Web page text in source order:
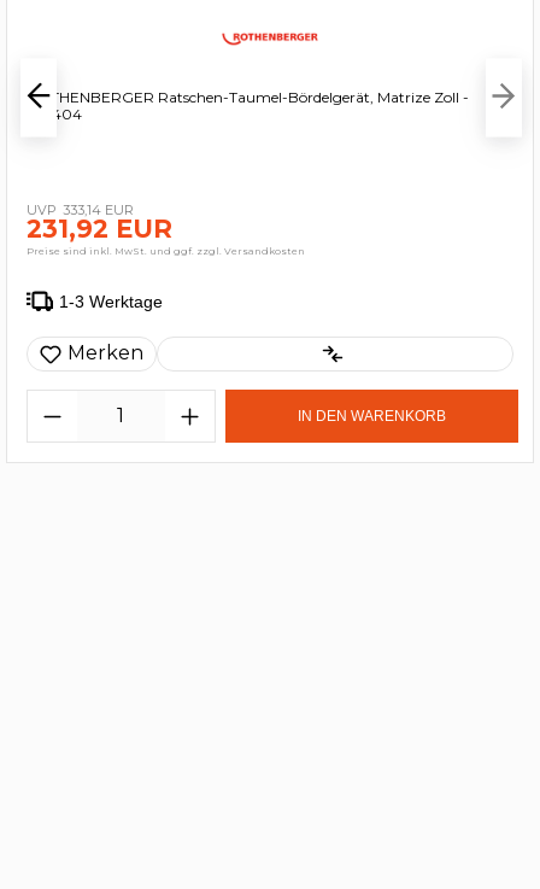
ROTHENBERGER Ratschen-Taumel-Bördelgerät, Matrize Zoll -
222404
333,14 EUR
231,92 EUR
Preise sind inkl. MwSt. und ggf. zzgl. Versandkosten
1-3 Werktage
Merken
IN DEN WARENKORB